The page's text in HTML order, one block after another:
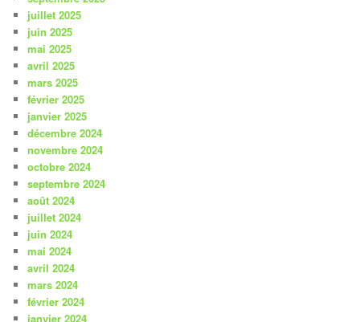
juillet 2025
juin 2025
mai 2025
avril 2025
mars 2025
février 2025
janvier 2025
décembre 2024
novembre 2024
octobre 2024
septembre 2024
août 2024
juillet 2024
juin 2024
mai 2024
avril 2024
mars 2024
février 2024
janvier 2024